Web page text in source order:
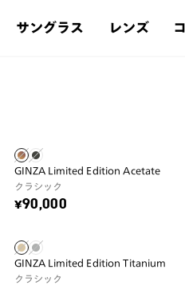
サングラス レンズ
GINZA Limited Edition Acetate
クラシック
¥90,000
GINZA Limited Edition Titanium
クラシック